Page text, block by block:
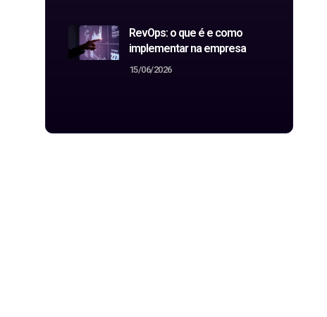
RevOps: o que é e como
implementar na empresa
15/06/2026